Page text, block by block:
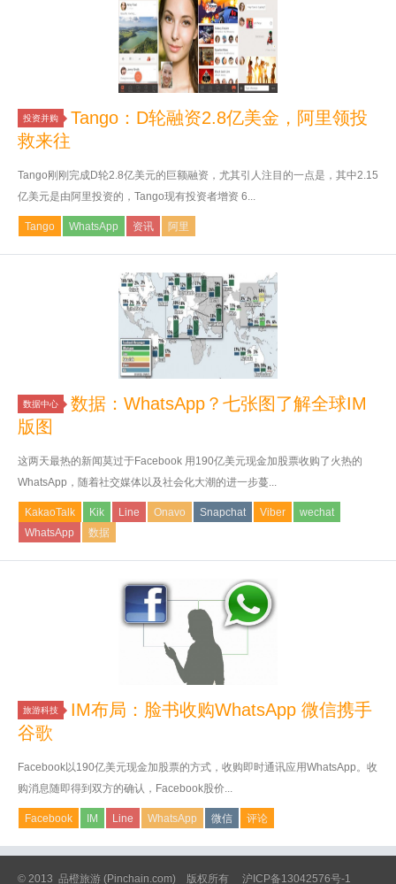
投资并购
Tango：D轮融资2.8亿美金，阿里领投
救来往
Tango刚刚完成D轮2.8亿美元的巨额融资，尤其引人注目的一点是，其中2.15
亿美元是由阿里投资的，Tango现有投资者增资 6...
Tango WhatsApp 资讯 阿里
数据中心
数据：WhatsApp？七张图了解全球IM
版图
这两天最热的新闻莫过于Facebook 用190亿美元现金加股票收购了火热的
WhatsApp，随着社交媒体以及社会化大潮的进一步蔓...
KakaoTalk Kik Line Onavo Snapchat Viber
wechat
WhatsApp
数据
旅游科技
IM布局：脸书收购WhatsApp 微信携手
谷歌
Facebook以190亿美元现金加股票的方式，收购即时通讯应用WhatsApp。收
购消息随即得到双方的确认，Facebook股价...
Facebook IM Line WhatsApp 微信 评论
© 2013 品橙旅游 (Pinchain.com) 版权所有 沪ICP备13042576号-1